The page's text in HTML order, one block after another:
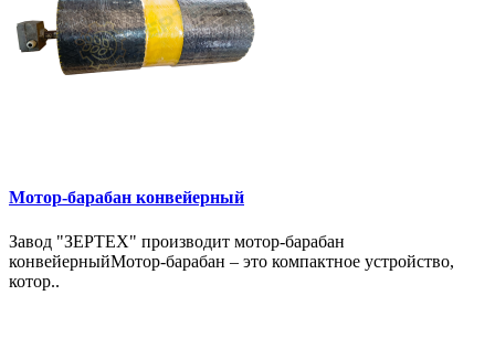
Мотор-барабан конвейерный
Завод "ЗЕРТЕХ" производит мотор-барабан
конвейерныйМотор-барабан – это компактное устройство,
котор..